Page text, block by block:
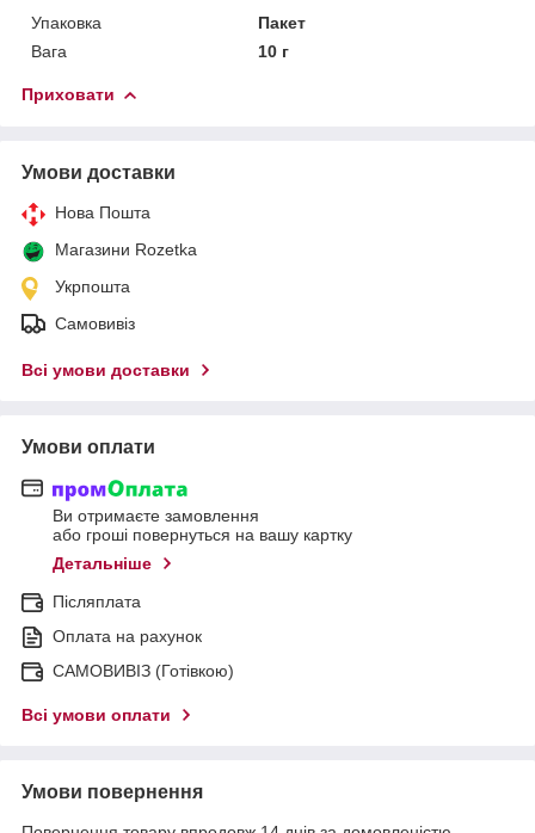
Упаковка
Пакет
Вага
10 г
Приховати
Умови доставки
Нова Пошта
Магазини Rozetka
Укрпошта
Самовивіз
Всі умови доставки
Умови оплати
Ви отримаєте замовлення
або гроші повернуться на вашу картку
Детальніше
Післяплата
Оплата на рахунок
САМОВИВІЗ (Готівкою)
Всі умови оплати
Умови повернення